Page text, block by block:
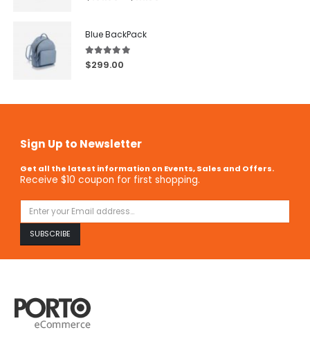
Blue BackPack
5.00out of 5
$299.00
Sign Up to Newsletter
Get all the latest information on Events, Sales and Offers.
Receive $10 coupon for first shopping.